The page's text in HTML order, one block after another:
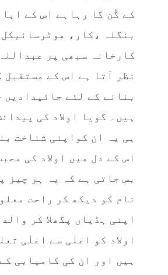
کے گُن گا رہاہے اس کے
بنگلہ ،کار،
کارخانہ سبھی پر
نظر آتا ہے اس کے مستقبل
بنانے کے لئے جائیدادیں
ہیں۔ گویا اولاد کی
ہی یہ ان کواپنی شناخت
اس کے دل میں اولاد کی
بس جاتی ہے کہ یہ ہر چیز
نام کو دیکھ کر راحت
اپنی ہڈیاں پگھلا کر
اولاد کو اعلٰی سے اعلٰی
ہیں اور ان کی کامیابی